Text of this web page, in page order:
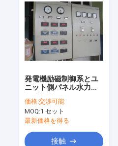
発電機励磁制御系とユ
ニット側パネル水力電
価格:交渉可能
MOQ:1 セット
最新価格を得る
接触